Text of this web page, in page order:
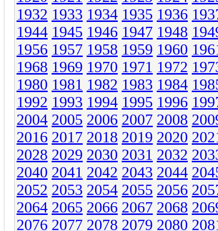
1932 1933 1934 1935 1936
1944 1945 1946 1947 1948
1956 1957 1958 1959 1960
1968 1969 1970 1971 1972
1980 1981 1982 1983 1984
1992 1993 1994 1995 1996
2004 2005 2006 2007 2008
2016 2017 2018 2019 2020
2028 2029 2030 2031 2032
2040 2041 2042 2043 2044
2052 2053 2054 2055 2056
2064 2065 2066 2067 2068
2076 2077 2078 2079 2080